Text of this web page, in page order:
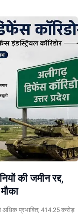
की जमीन रद्द,
अधिक प्रभावित; 414.25 करोड़